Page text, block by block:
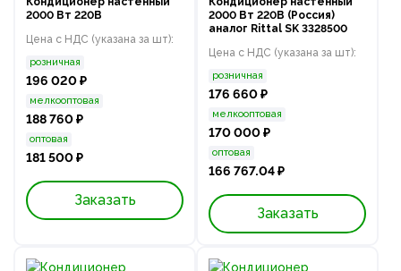
2000 Вт 220В
Цена с НДС (указана за шт):
розничная
196 020 ₽
мелкооптовая
188 760 ₽
оптовая
181 500 ₽
Заказать
2000 Вт 220В (Россия)
аналог Rittal SK 3328500
Цена с НДС (указана за шт):
розничная
176 660 ₽
мелкооптовая
170 000 ₽
оптовая
166 767.04 ₽
Заказать